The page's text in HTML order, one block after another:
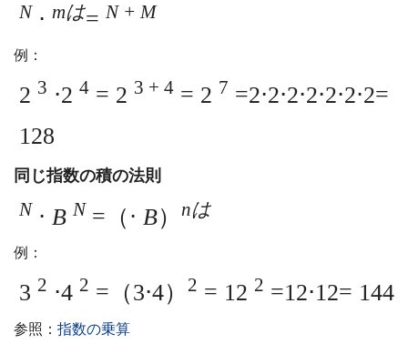
N ⋅ mは= N + M
例：
2 3 ⋅2 4 = 2 3 + 4 = 2 7 =2⋅2⋅2⋅2⋅2⋅2⋅2=
128
同じ指数の積の法則
N ⋅ B N =（⋅ B） nは
例：
3 2 ⋅4 2 =（3⋅4） 2 = 12 2 =12⋅12= 144
参照： 指数の乗算